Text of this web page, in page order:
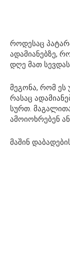
როდესაც
ადამიანებზე,
დღე მათ სევდას
მეგონა, რომ ეს
რასაც
სურთ.
ამოიოხრებენ
მაშინ